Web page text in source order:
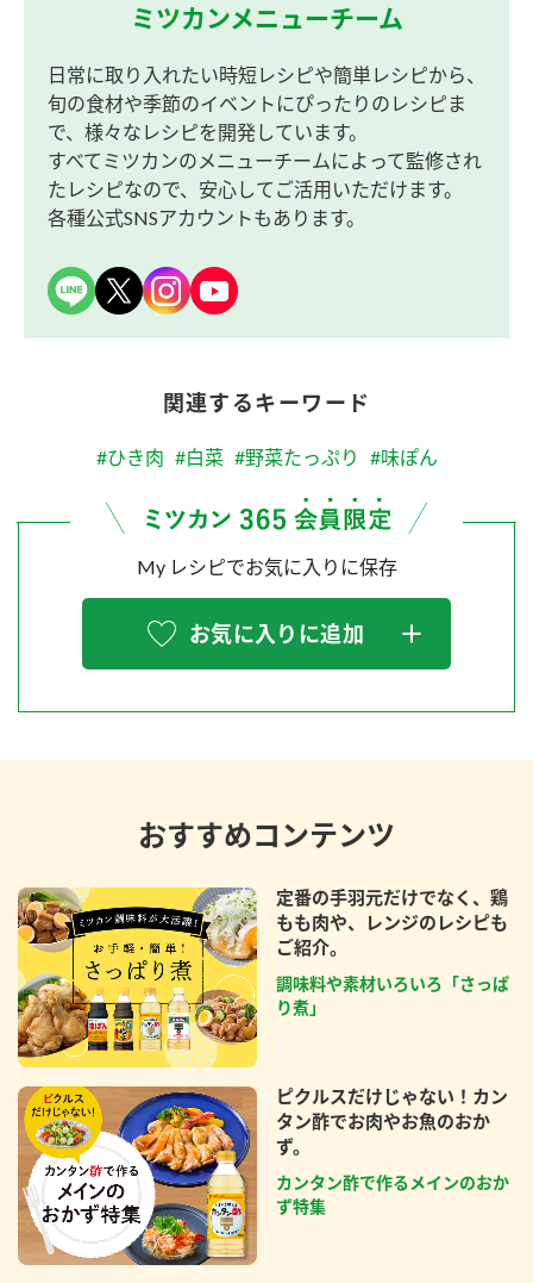
ミツカンメニューチーム
日常に取り入れたい時短レシピや簡単レシピから、
旬の食材や季節のイベントにぴったりのレシピま
で、様々なレシピを開発しています。
すべてミツカンのメニューチームによって監修され
たレシピなので、安心してご活用いただけます。
各種公式SNSアカウントもあります。
関連するキーワード
#ひき肉 #白菜 #野菜たっぷり #味ぽん
My レシピでお気に入りに保存
お気に入りに追加
おすすめコンテンツ
定番の手羽元だけでなく、鶏
もも肉や、レンジのレシピも
ご紹介。
調味料や素材いろいろ「さっぱ
り煮」
ピクルスだけじゃない！カン
タン酢でお肉やお魚のおか
ず。
カンタン酢で作るメインのおか
ず特集